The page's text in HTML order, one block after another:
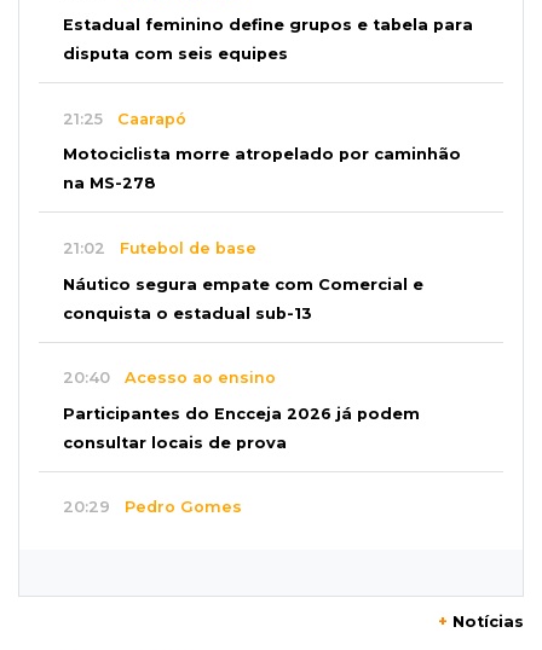
Estadual feminino define grupos e tabela para
disputa com seis equipes
21:25 Caarapó
Motociclista morre atropelado por caminhão
na MS-278
21:02 Futebol de base
Náutico segura empate com Comercial e
conquista o estadual sub-13
20:40 Acesso ao ensino
Participantes do Encceja 2026 já podem
consultar locais de prova
20:29 Pedro Gomes
+ Notícias